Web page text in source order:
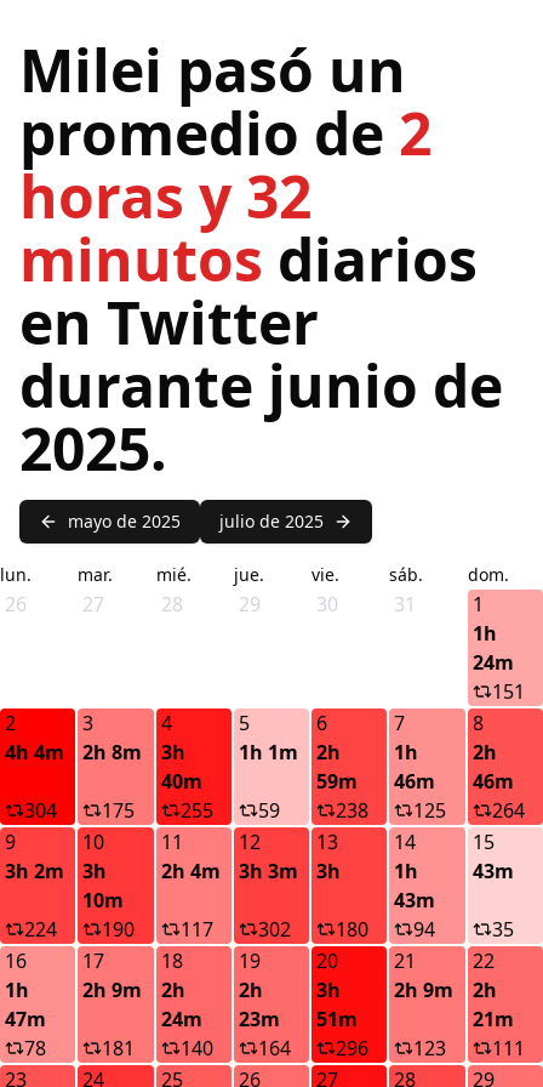
Milei pasó un
promedio de 2
horas y 32
minutos diarios
en Twitter
durante junio de
2025.
mayo de 2025 julio de 2025
lun. mar. mié. jue. vie. sáb. dom.
26 27 28 29 30 31
1
1h
24m
151
2
4h 4m
304
3
2h 8m
175
4
3h
40m
255
5
1h 1m
59
6
2h
59m
238
7
1h
46m
125
8
2h
46m
264
9
3h 2m
224
10
3h
10m
190
11
2h 4m
117
12
3h 3m
302
13
3h
180
14
1h
43m
94
15
43m
35
16
1h
47m
78
17
2h 9m
181
18
2h
24m
140
19
2h
23m
164
20
3h
51m
296
21
2h 9m
123
22
2h
21m
111
23
24 25 26 27 28 29